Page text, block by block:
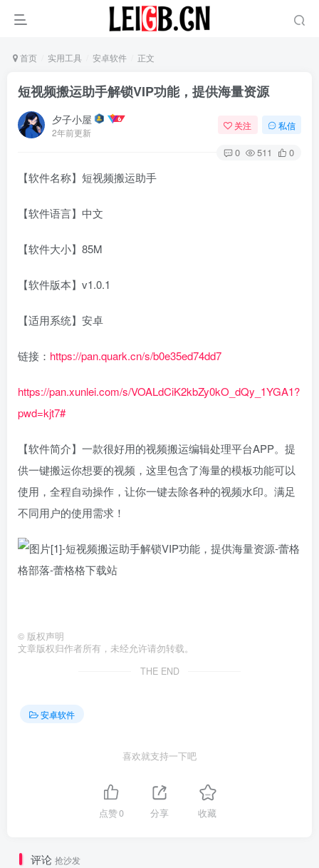
首页 实用工具 安卓软件 正文
短视频搬运助手解锁VIP功能，提供海量资源
夕子小屋
2年前更新
关注 私信
0 511 0
【软件名称】短视频搬运助手
【软件语言】中文
【软件大小】85M
【软件版本】v1.0.1
【适用系统】安卓
链接： https://pan.quark.cn/s/b0e35ed74dd7
https://pan.xunlei.com/s/VOALdCiK2kbZy0kO_dQy_1YGA1?
pwd=kjt7#
【软件简介】一款很好用的视频搬运编辑处理平台APP。提
供一键搬运你想要的视频，这里包含了海量的模板功能可以
使用，全程自动操作，让你一键去除各种的视频水印。满足
不同用户的使用需求！
© 版权声明
文章版权归作者所有，未经允许请勿转载。
THE END
安卓软件
喜欢就支持一下吧
点赞0 分享 收藏
评论 抢沙发